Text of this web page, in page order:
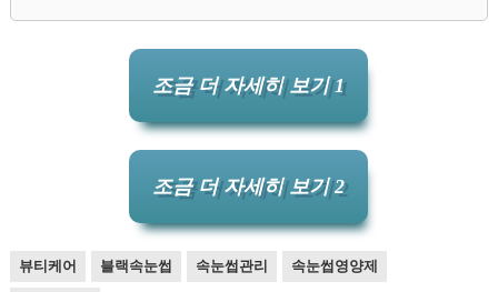
조금 더 자세히 보기 1
조금 더 자세히 보기 2
뷰티케어 블랙속눈썹 속눈썹관리 속눈썹영양제